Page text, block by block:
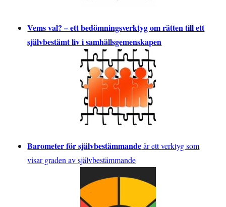
Vems val? – ett bedömningsverktyg om rätten till ett
självbestämt liv i samhällsgemenskapen
Barometer för självbestämmandeär ett verktyg som
visar graden av självbestämmande